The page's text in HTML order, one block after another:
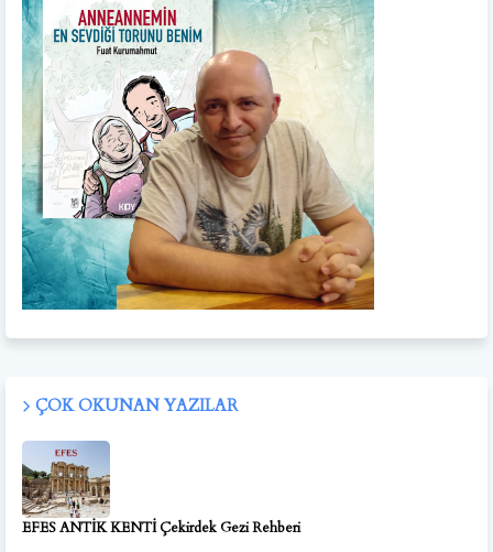
ÇOK OKUNAN YAZILAR
EFES ANTİK KENTİ Çekirdek Gezi Rehberi